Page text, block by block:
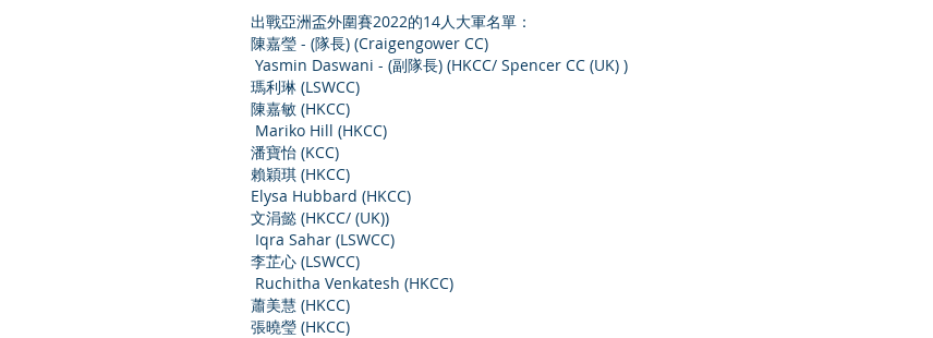
出戰亞洲盃外圍賽2022的14人大軍名單：
陳嘉瑩 - (隊長) (Craigengower CC)
Yasmin Daswani - (副隊長) (HKCC/ Spencer CC (UK) )
瑪利琳 (LSWCC)
陳嘉敏 (HKCC)
Mariko Hill (HKCC)
潘寶怡 (KCC)
賴穎琪 (HKCC)
Elysa Hubbard (HKCC)
文涓懿 (HKCC/ (UK))
Iqra Sahar (LSWCC)
李芷心 (LSWCC)
Ruchitha Venkatesh (HKCC)
蕭美慧 (HKCC)
張曉瑩 (HKCC)